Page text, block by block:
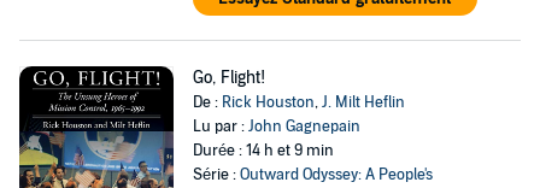
Go, Flight!
De : Rick Houston,J. Milt Heflin
Lu par :John Gagnepain
Durée : 14 h et 9 min
Série :Outward Odyssey: A People's